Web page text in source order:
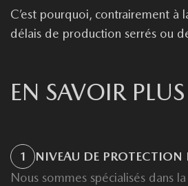
C’est pourquoi, contrairement à
délais de production serrés ou
EN SAVOIR
1
NIVEAU DE PROTECTION
Nous sommes spécialisés dans